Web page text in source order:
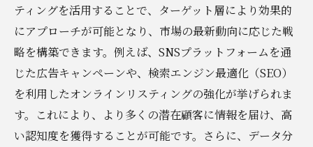
ティングを活用することで、ターゲット層により効果的
にアプローチが可能となり、市場の最新動向に応じた戦
略を構築できます。例えば、SNSプラットフォームを通
じた広告キャンペーンや、検索エンジン最適化（SEO）
を利用したオンラインリスティングの強化が挙げられま
す。これにより、より多くの潜在顧客に情報を届け、高
い認知度を獲得することが可能です。さらに、データ分